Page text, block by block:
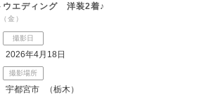
ウエディング 洋装2着♪
金）
撮影日
2026年4月18日
撮影場所
宇都宮市 （栃木）